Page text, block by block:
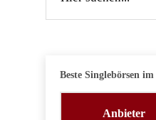
Beste Singlebörsen
Anbieter